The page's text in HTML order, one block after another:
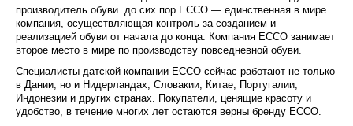
производитель обуви. до сих пор ЕССО — единственная в мире
компания, осуществляющая контроль за созданием и
реализацией обуви от начала до конца. Компания ЕССО занимает
второе место в мире по производству повседневной обуви.
Специалисты датской компании ЕССО сейчас работают не только
в Дании, но и Нидерландах, Словакии, Китае, Португалии,
Индонезии и других странах. Покупатели, ценящие красоту и
удобство, в течение многих лет остаются верны бренду ЕССО.